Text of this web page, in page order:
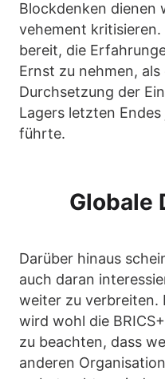
Blockdenken dienen
vehement
bereit, die
Ernst zu nehmen,
Durchsetzung der
Lagers letzten
führte.
Globale
Darüber hinaus
auch daran
weiter zu
wird wohl die
zu beachten, dass
anderen